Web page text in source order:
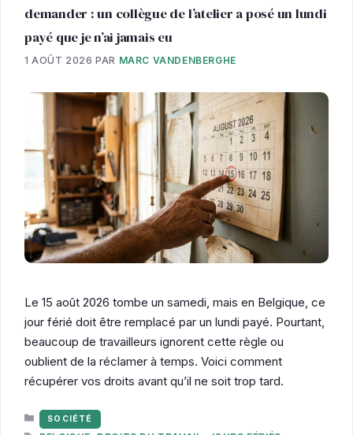
demander : un collègue de l’atelier a posé un lundi
payé que je n’ai jamais eu
1 AOÛT 2026 PAR MARC VANDENBERGHE
Le 15 août 2026 tombe un samedi, mais en Belgique, ce
jour férié doit être remplacé par un lundi payé. Pourtant,
beaucoup de travailleurs ignorent cette règle ou
oublient de la réclamer à temps. Voici comment
récupérer vos droits avant qu’il ne soit trop tard.
CATÉGORIES
SOCIÉTÉ